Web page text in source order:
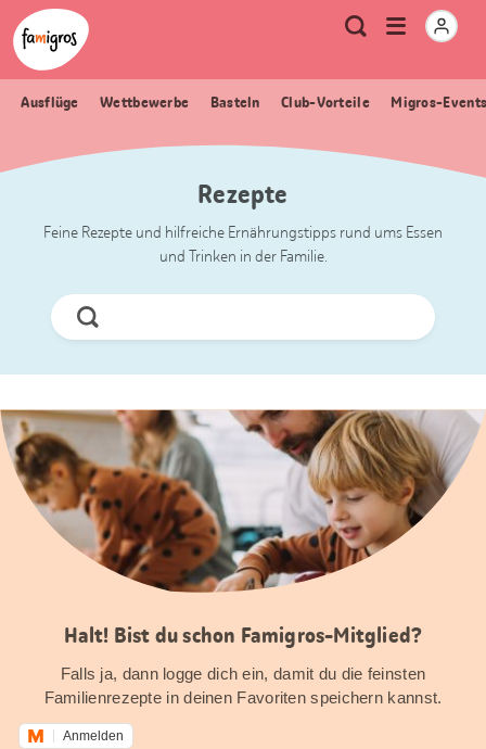
Sprungmarken
Navigation
Header
Logo
Meta
Navigation
Suche
Menu
öffnen
Ausflüge Wettbewerbe Basteln Club-Vorteile Migros-
Rezepte
Feine Rezepte und hilfreiche Ernährungstipps rund ums Essen
und Trinken in der Familie.
Jetzt
Suchen
Halt! Bist du schon Famigros-Mitglied?
Falls ja, dann logge dich ein, damit du die feinsten
Familienrezepte in deinen Favoriten speichern kannst.
Anmelden